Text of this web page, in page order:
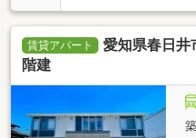
賃貸アパート
愛知県春日井
階建